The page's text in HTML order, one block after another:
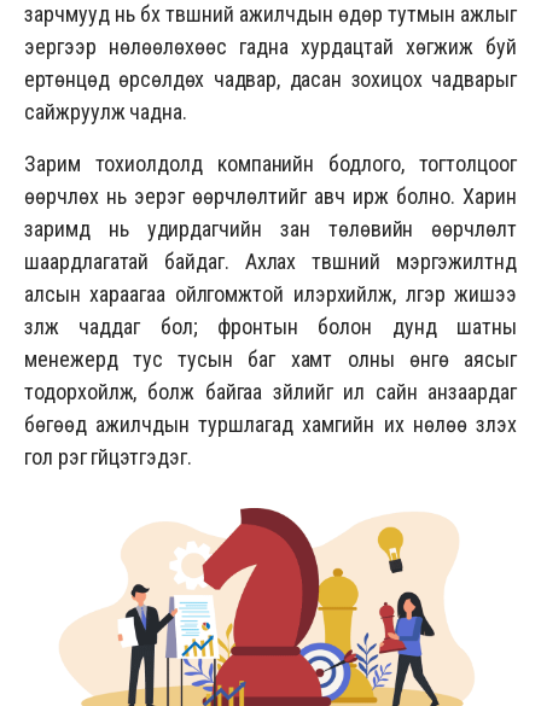
зарчмууд нь бүх түвшний ажилчдын өдөр тутмын ажлыг
эергээр нөлөөлөхөөс гадна хурдацтай хөгжиж буй
ертөнцөд өрсөлдөх чадвар, дасан зохицох чадварыг
сайжруулж чадна.
Зарим тохиолдолд компанийн бодлого, тогтолцоог
өөрчлөх нь эерэг өөрчлөлтийг авч ирж болно. Харин
заримд нь удирдагчийн зан төлөвийн өөрчлөлт
шаардлагатай байдаг. Ахлах түвшний мэргэжилтнүүд
алсын хараагаа ойлгомжтой илэрхийлж, үлгэр жишээ
үзүүлж чаддаг бол; фронтын болон дунд шатны
менежерүүд тус тусын баг хамт олны өнгө аясыг
тодорхойлж, болж байгаа зүйлийг илүү сайн анзаардаг
бөгөөд ажилчдын туршлагад хамгийн их нөлөө үзүүлэх
гол үүрэг гүйцэтгэдэг.